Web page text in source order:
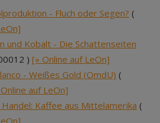
- Fluch oder Segen? (
und Kobalt - Die Schattenseiten
) [» Online auf LeOn]
- Weißes Gold (OmdU) (
auf LeOn]
Handel: Kaffee aus Mittelamerika (